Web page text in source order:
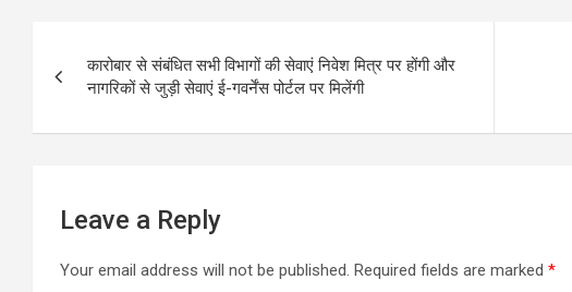
navigation
कारोबार से संबंधित सभी विभागों की सेवाएं निवेश मित्र पर होंगी और
नागरिकों से जुड़ी सेवाएं ई-गवर्नेंस पोर्टल पर मिलेंगी
Leave a Reply
Your email address will not be published. Required fields are marked *